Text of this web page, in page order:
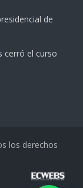
de
cerró el curso
los derechos